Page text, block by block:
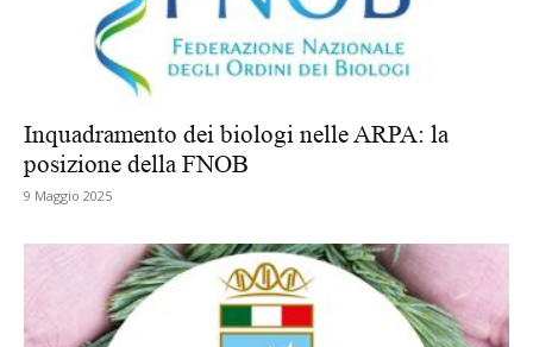
Inquadramento dei biologi nelle ARPA: la
posizione della FNOB
9 Maggio 2025